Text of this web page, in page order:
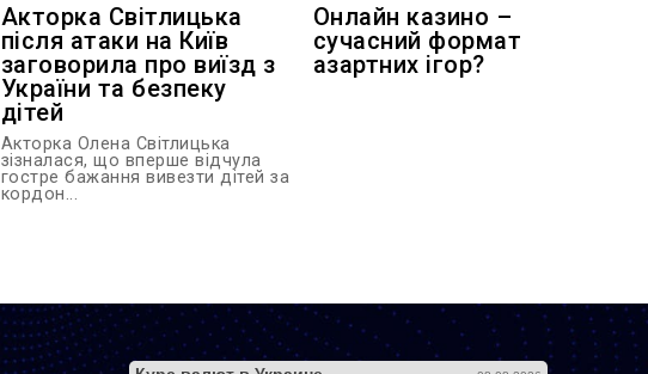
Акторка Світлицька
після атаки на Київ
заговорила про виїзд з
України та безпеку
дітей
Акторка Олена Світлицька
зізналася, що вперше відчула
гостре бажання вивезти дітей за
кордон...
Онлайн казино –
сучасний формат
азартних ігор?